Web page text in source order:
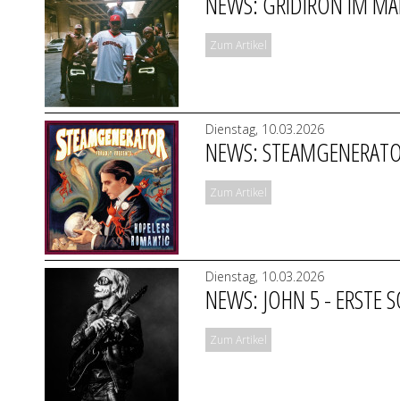
Zum Artikel
Dienstag, 10.03.2026
NEWS:
Zum Artikel
Dienstag, 10.03.2026
NEWS: JOHN 5 - ERSTE
Zum Artikel